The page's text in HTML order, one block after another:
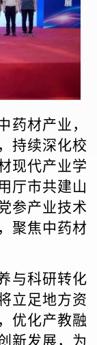
药材产业，
， 持续深化校
现代产业学
厅市共建山
参产业技术
聚焦中药材
与科研转化
立足地方资
优化产教融
新发展，为